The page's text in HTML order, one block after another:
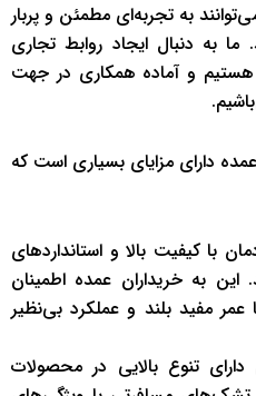
به تجربه‌ای مطمئن و پربار
به دنبال ایجاد روابط تجاری
هستیم و آماده همکاری در جهت
دارای مزایای بسیاری است که
با کیفیت بالا و استانداردهای
این به خریداران عمده اطمینان
مفید بلند و عملکرد بی‌نظیر
دارای تنوع بالایی در محصولات